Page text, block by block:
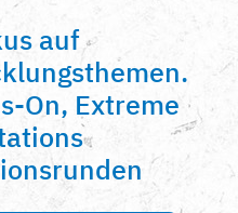
auf
On, Extreme